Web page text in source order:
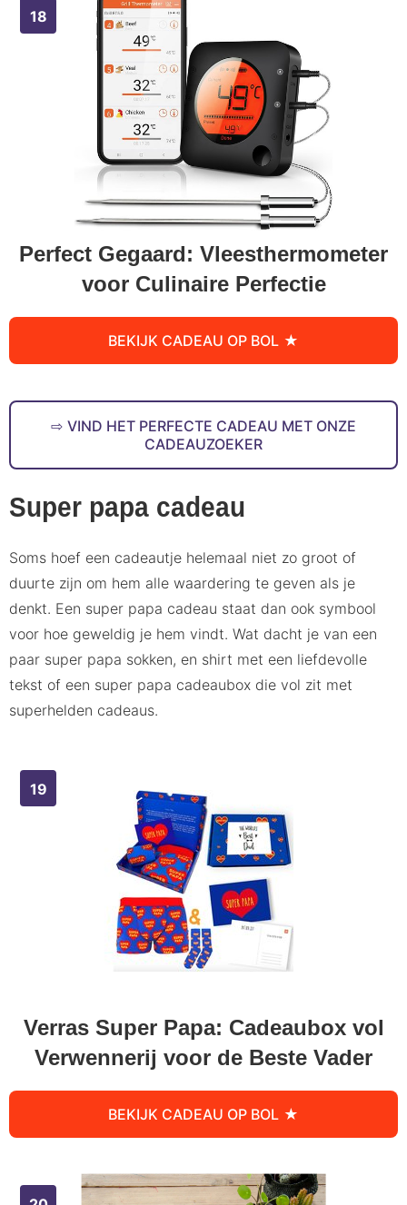
Perfect Gegaard: Vleesthermometer
voor Culinaire Perfectie
BEKIJK CADEAU OP BOL
VIND HET PERFECTE CADEAU MET ONZE
CADEAUZOEKER
Super papa cadeau
Soms hoef een cadeautje helemaal niet zo groot of
duurte zijn om hem alle waardering te geven als je
denkt. Een super papa cadeau staat dan ook symbool
voor hoe geweldig je hem vindt. Wat dacht je van een
paar super papa sokken, en shirt met een liefdevolle
tekst of een super papa cadeaubox die vol zit met
superhelden cadeaus.
Verras Super Papa: Cadeaubox vol
Verwennerij voor de Beste Vader
BEKIJK CADEAU OP BOL